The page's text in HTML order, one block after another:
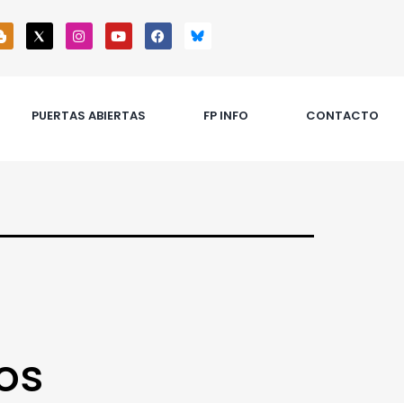
PUERTAS ABIERTAS FP INFO CONTACTO